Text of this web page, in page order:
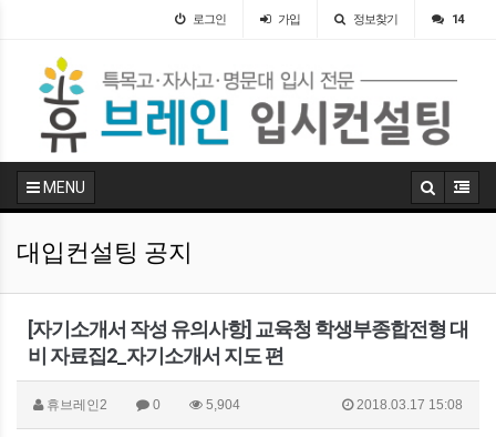
로그인 가입 정보찾기 14
MENU
대입컨설팅 공지
[자기소개서 작성 유의사항] 교육청 학생부종합전형 대
비 자료집2_자기소개서 지도 편
휴브레인2 0 5,904 2018.03.17 15:08